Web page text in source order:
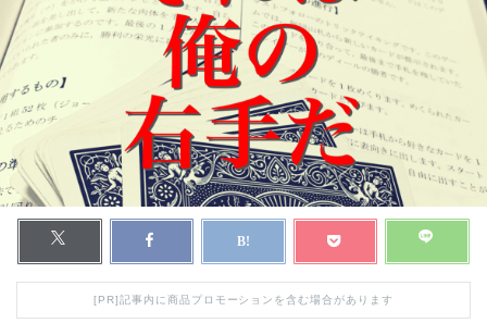
[PR]記事内に商品プロモーションを含む場合があります